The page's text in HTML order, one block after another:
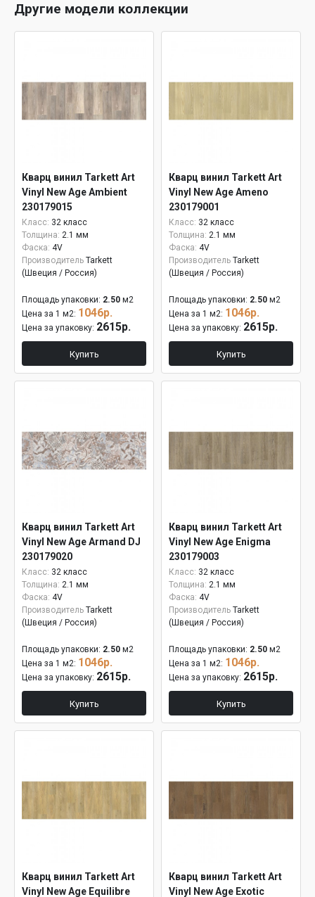
Другие модели коллекции
Кварц винил Tarkett Art
Vinyl New Age Ambient
230179015
Класс: 32 класс
Толщина: 2.1 мм
Фаска: 4V
Производитель Tarkett
(Швеция / Россия)
Площадь упаковки: 2.50 м2
Цена за 1 м2: 1046р.
Цена за упаковку: 2615р.
Купить
Кварц винил Tarkett Art
Vinyl New Age Ameno
230179001
Класс: 32 класс
Толщина: 2.1 мм
Фаска: 4V
Производитель Tarkett
(Швеция / Россия)
Площадь упаковки: 2.50 м2
Цена за 1 м2: 1046р.
Цена за упаковку: 2615р.
Купить
Кварц винил Tarkett Art
Vinyl New Age Armand DJ
230179020
Класс: 32 класс
Толщина: 2.1 мм
Фаска: 4V
Производитель Tarkett
(Швеция / Россия)
Площадь упаковки: 2.50 м2
Цена за 1 м2: 1046р.
Цена за упаковку: 2615р.
Купить
Кварц винил Tarkett Art
Vinyl New Age Enigma
230179003
Класс: 32 класс
Толщина: 2.1 мм
Фаска: 4V
Производитель Tarkett
(Швеция / Россия)
Площадь упаковки: 2.50 м2
Цена за 1 м2: 1046р.
Цена за упаковку: 2615р.
Купить
Кварц винил Tarkett Art
Vinyl New Age Equilibre
Кварц винил Tarkett Art
Vinyl New Age Exotic